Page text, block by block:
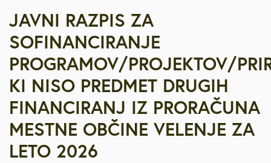
JAVNI RAZPIS ZA
SOFINANCIRANJE
PROGRAMOV/PROJEKTOV/
KI NISO PREDMET DRUGIH
FINANCIRANJ IZ PRORAČUNA
MESTNE OBČINE VELENJE ZA
LETO 2026